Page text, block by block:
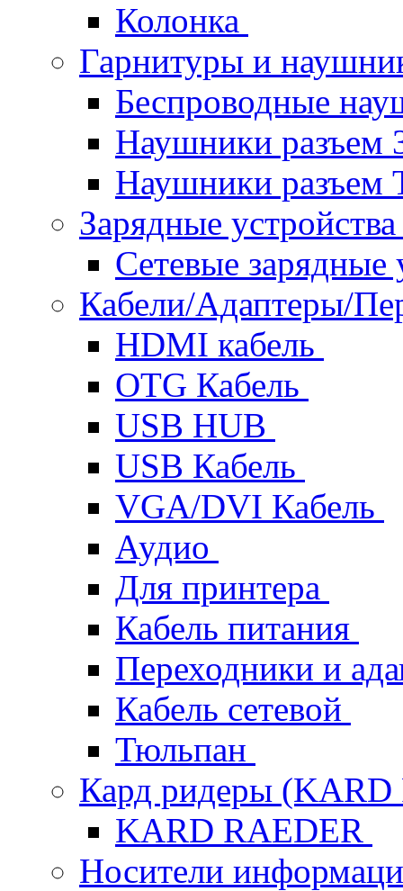
Колонка
Гарнитуры и
Беспроводные
Наушники разъем
Наушники разъем
Зарядные
Сетевые зарядные
Кабели/Адаптеры/
HDMI кабель
OTG Кабель
USB HUB
USB Кабель
VGA/DVI Кабель
Аудио
Для принтера
Кабель питания
Переходники и
Кабель сетевой
Тюльпан
Кард ридеры
KARD RAEDER
Носители